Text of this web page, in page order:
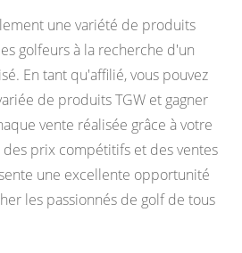
une variété de produits
golfeurs à la recherche d'un
En tant qu'affilié, vous pouvez
de produits TGW et gagner
vente réalisée grâce à votre
prix compétitifs et des ventes
une excellente opportunité
les passionnés de golf de tous